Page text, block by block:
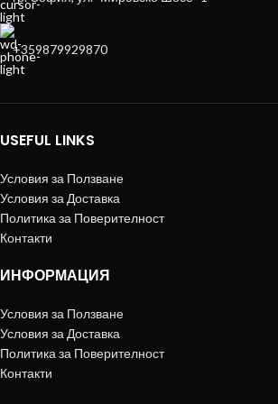
+359879929870
USEFUL LINKS
Условия за Ползване
Условия за Доставка
Политика за Поверителност
Контакти
ИНФОРМАЦИЯ
Условия за Ползване
Условия за Доставка
Политика за Поверителност
Контакти